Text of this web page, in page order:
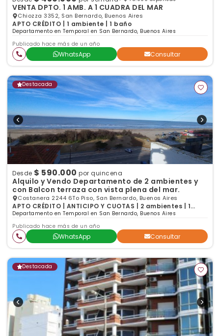
VENTA DPTO. 1 AMB. A 1 CUADRA DEL MAR
Chiozza 3352, San Bernardo, Buenos Aires
APTO CRÉDITO | 1 ambiente | 1 baño
Departamento en Temporal en San Bernardo, Buenos Aires
Publicado hace más de un año
WhatsApp Consultar
Destacada
Desde $ 590.000 por quincena
Alquilo y Vendo Departamento de 2 ambientes y
con Balcon terraza con vista plena del mar.
Costanera 2244 6To Piso, San Bernardo, Buenos Aires
APTO CRÉDITO | ANTICIPO Y CUOTAS | 2 ambientes | 1
dormitorio | 1 baño
Departamento en Temporal en San Bernardo, Buenos Aires
Publicado hace más de un año
WhatsApp Consultar
Destacada